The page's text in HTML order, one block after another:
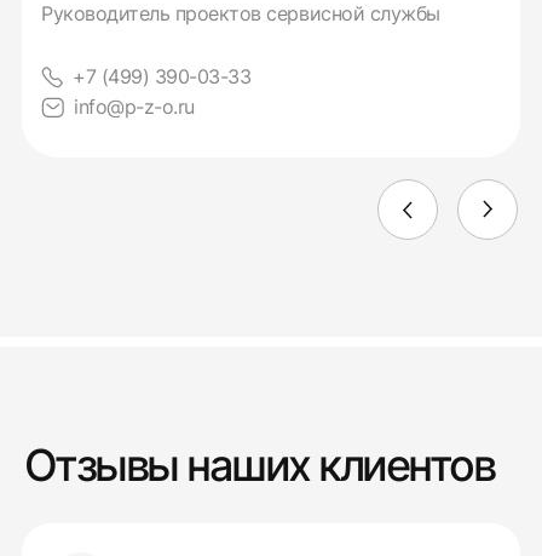
Руководитель проектов сервисной службы
+7 (499) 390-03-33
info@p-z-o.ru
Отзывы наших клиентов